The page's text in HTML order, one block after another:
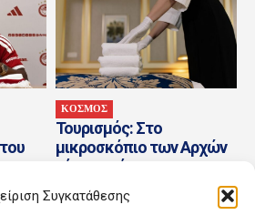
Συγκατάθεσης
ΚΟΣΜΟΣ
Τουρισμός: Στο
μικροσκόπιο των Αρχών
νέα «πατέντα» των
εργοδοτών με την
Ψηφιακή Κάρτα Εργασίας